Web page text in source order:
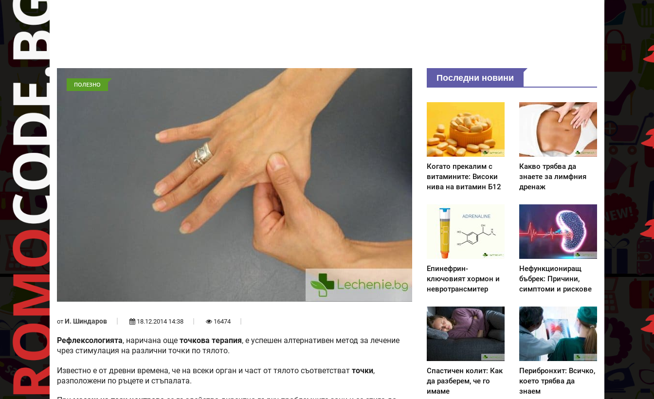
ПОЛЕЗНО
от И. Шиндаров 18.12.2014 14:38 16474
Рефлексологията, наричана още точкова терапия, е успешен алтернативен метод за лечение
чрез стимулация на различни точки по тялото.
Известно е от древни времена, че на всеки орган и част от тялото съответстват точки,
разположени по ръцете и стъпалата.
Последни новини
Когато прекалим с
витамините: Високи
нива на витамин Б12
Какво трябва да
знаете за лимфния
дренаж
Епинефрин-
ключовият хормон и
невротрансмитер
Нефункциониращ
бъбрек: Причини,
симптоми и рискове
Спастичен колит: Как
да разберем, че го
имаме
Перибронхит: Всичко,
което трябва да
знаем